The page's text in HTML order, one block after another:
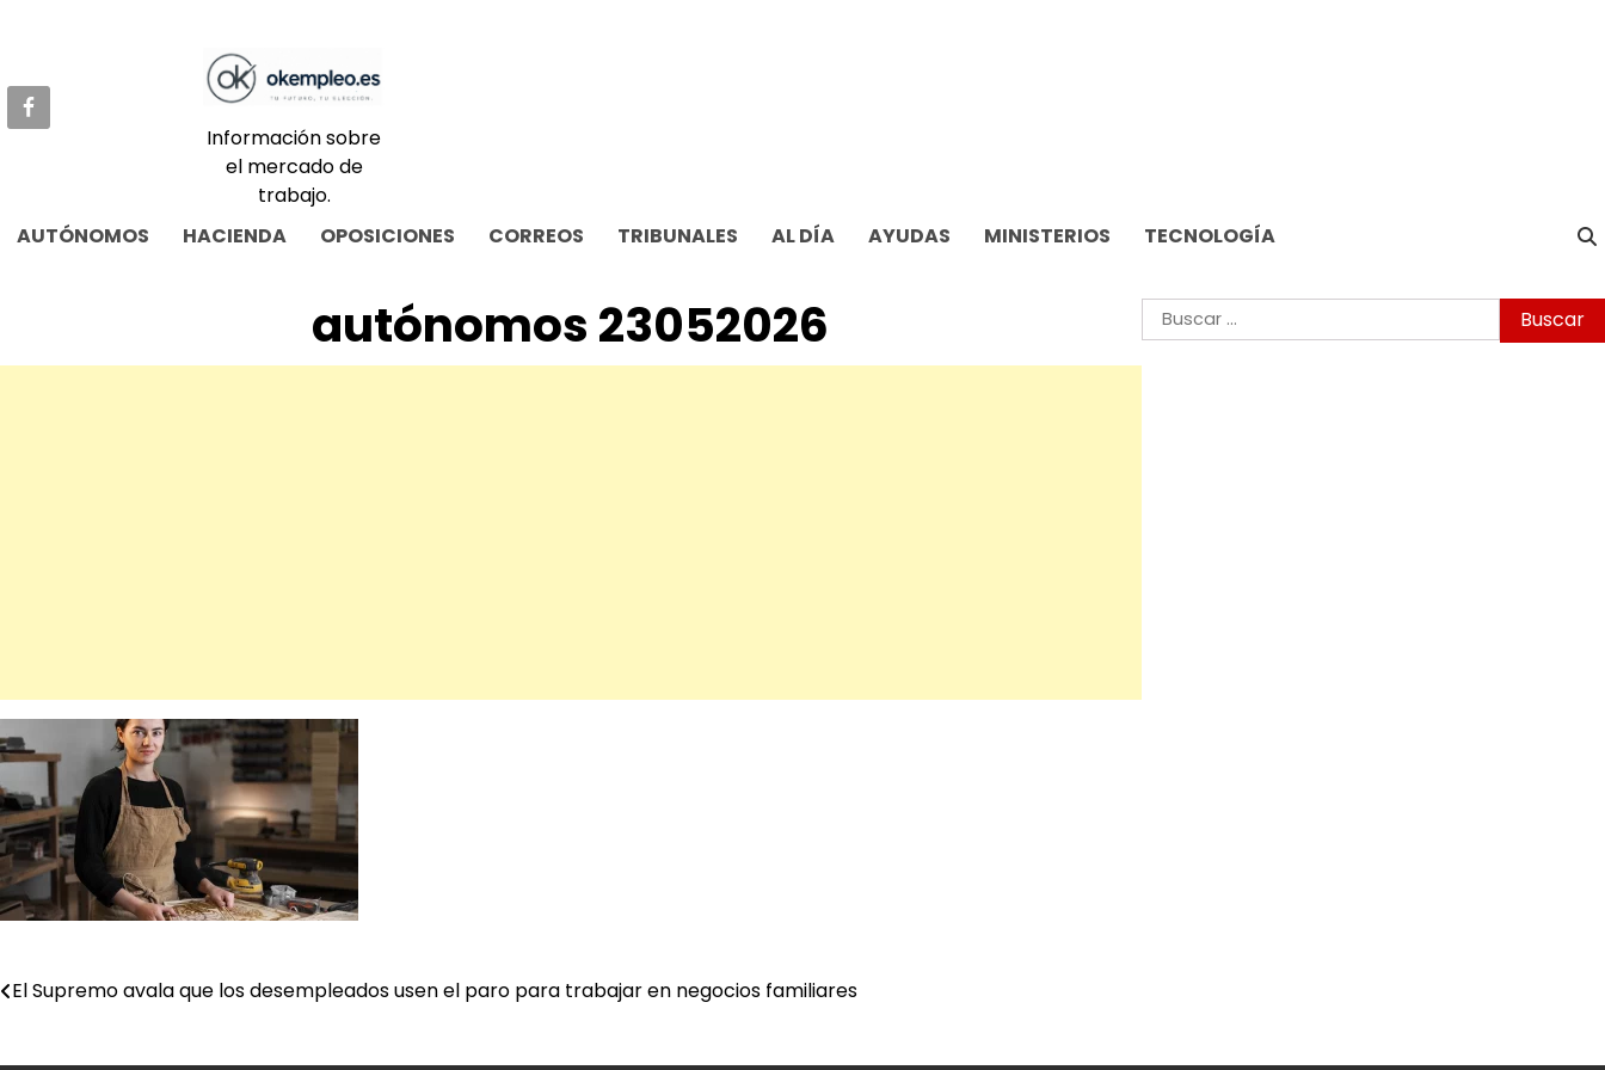
Información sobre
el mercado de
trabajo.
AUTÓNOMOS
HACIENDA OPOSICIONES CORREOS TRIBUNALES AL DÍA AYUDAS MINISTERIOS TECNOLOGÍA
autónomos 23052026
Navegación
El Supremo avala que los desempleados usen el paro para trabajar en negocios familiares
Buscar: